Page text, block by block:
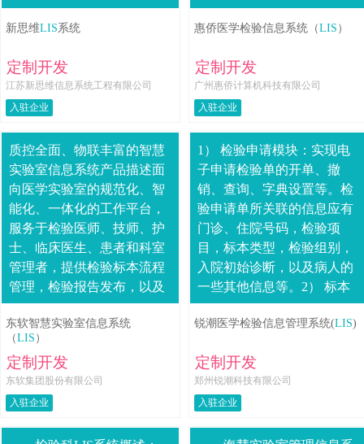
过网络存储在数据库中，使
医生能够方便、及时地查看
新思维LIS系统
定制开发
江苏新思维信息系统工程有限公司
入驻企业
盖检验管理的全部流程和管
理需求，遵循最新的国家标
惠侨医学检验信息系统（LIS ）
定制开发
广州惠侨计算机科技有限公司
入驻企业
质控全面、物联丰富的智慧
实验室信息系统产品描述面
向医学实验室的规范化、智
能化、一体化的工作平台，
服务于检验医师、技师、护
士、临床医生、患者和科室
管理者，提供检验标本流程
管理，检验报告发布，以及
科室管理等一系列业务支
持，系统功能完备，设备联
接能力强大，是现代医院....
东软智慧实验室信息系统
（LIS ）
定制开发
东软集团股份有限公司
入驻企业
1） 检验申请模块：实现电
子申请检验单的开单、撤
销、查询、字典设置等。检
验申请单所关联的信息应有
门诊、住院号码，检验项
目，标本类型，检验组别，
入院初始诊断，以及病人的
一些其他信息等。2） 标本
采集模块：实现条形码打印
（打印条码模式）、扫描对
锐潮医学检验信息管理系统(LIS)
定制开发
郑州锐潮科技有限公司
入驻企业